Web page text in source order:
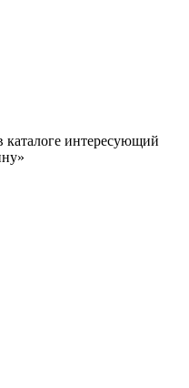
каталоге интересующий